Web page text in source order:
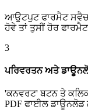
ਆਉਟਪੁਟ ਫਾਰਮੈਟ
ਹੋਵੇ ਤਾਂ ਤੁਸੀਂ ਹੋਰ
3
ਪਰਿਵਰਤਨ ਅਤੇ
'ਕਨਵਰਟ' ਬਟਨ ਤੇ
PDF ਫਾਈਲ